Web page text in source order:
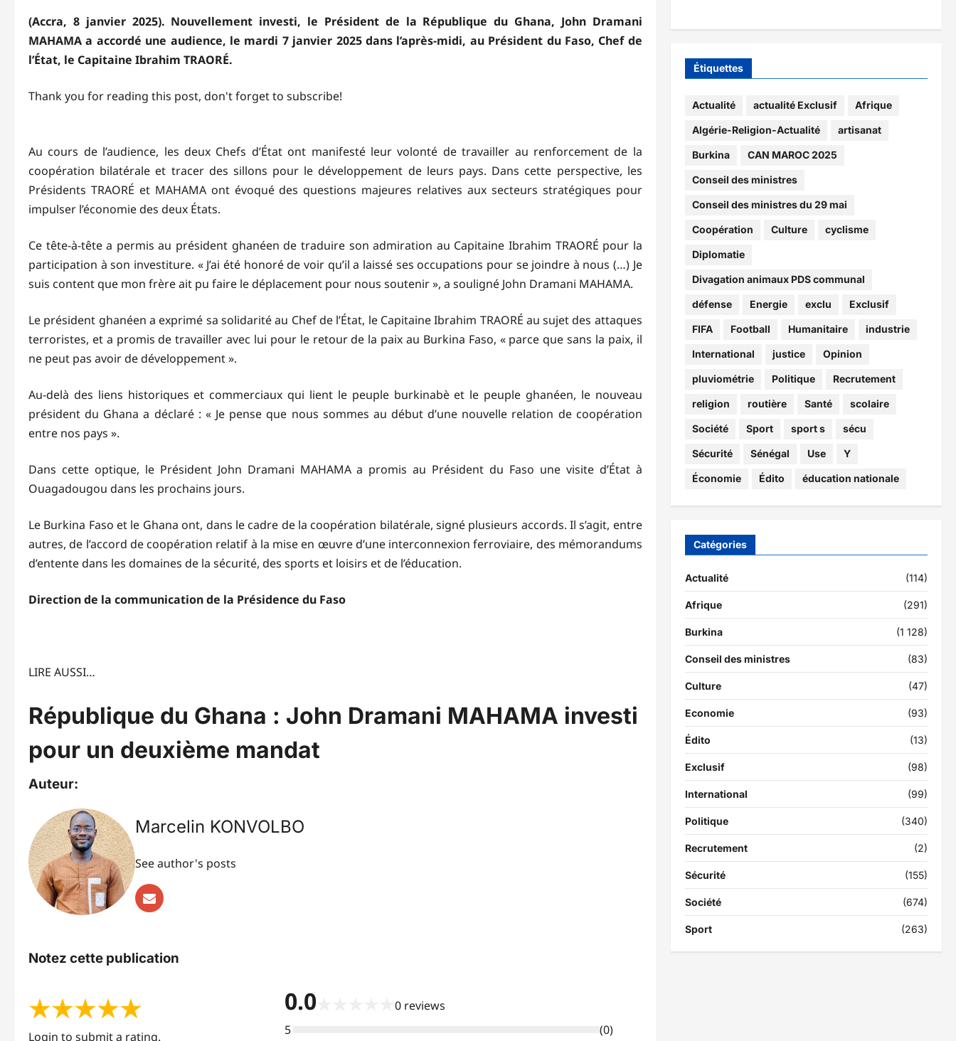
(Accra, 8 janvier 2025). Nouvellement investi, le Président de la République du Ghana, John Dramani
MAHAMA a accordé une audience, le mardi 7 janvier 2025 dans l’après-midi, au Président du Faso, Chef de
l’État, le Capitaine Ibrahim TRAORÉ.
Thank you for reading this post, don't forget to subscribe!
Au cours de l’audience, les deux Chefs d’État ont manifesté leur volonté de travailler au renforcement de la
coopération bilatérale et tracer des sillons pour le développement de leurs pays. Dans cette perspective, les
Présidents TRAORÉ et MAHAMA ont évoqué des questions majeures relatives aux secteurs stratégiques pour
impulser l’économie des deux États.
Ce tête-à-tête a permis au président ghanéen de traduire son admiration au Capitaine Ibrahim TRAORÉ pour la
participation à son investiture. « J’ai été honoré de voir qu’il a laissé ses occupations pour se joindre à nous (…) Je
suis content que mon frère ait pu faire le déplacement pour nous soutenir », a souligné John Dramani MAHAMA.
Le président ghanéen a exprimé sa solidarité au Chef de l’État, le Capitaine Ibrahim TRAORÉ au sujet des attaques
terroristes, et a promis de travailler avec lui pour le retour de la paix au Burkina Faso, « parce que sans la paix, il
ne peut pas avoir de développement ».
Au-delà des liens historiques et commerciaux qui lient le peuple burkinabè et le peuple ghanéen, le nouveau
président du Ghana a déclaré : « Je pense que nous sommes au début d’une nouvelle relation de coopération
entre nos pays ».
Dans cette optique, le Président John Dramani MAHAMA a promis au Président du Faso une visite d’État à
Ouagadougou dans les prochains jours.
Le Burkina Faso et le Ghana ont, dans le cadre de la coopération bilatérale, signé plusieurs accords. Il s’agit, entre
autres, de l’accord de coopération relatif à la mise en œuvre d’une interconnexion ferroviaire, des mémorandums
d’entente dans les domaines de la sécurité, des sports et loisirs et de l’éducation.
Direction de la communication de la Présidence du Faso
LIRE AUSSI…
République du Ghana : John Dramani MAHAMA investi
pour un deuxième mandat
Auteur:
Marcelin KONVOLBO
See author's posts
Notez cette publication
★★★★★
Login to submit a rating.
0.0★ 0 reviews
5
(0)
Étiquettes
Actualité actualité Exclusif Afrique
Algérie-Religion-Actualité artisanat
Burkina CAN MAROC 2025
Conseil des ministres
Conseil des ministres du 29 mai
Coopération Culture cyclisme
Diplomatie
Divagation animaux PDS communal
défense Energie exclu Exclusif
FIFA Football Humanitaire industrie
International justice Opinion
pluviométrie Politique Recrutement
religion routière Santé scolaire
Société Sport sport s sécu
Sécurité Sénégal Use Y
Économie Édito éducation nationale
Catégories
Actualité (114)
Afrique (291)
Burkina (1 128)
Conseil des ministres (83)
Culture (47)
Economie (93)
Édito (13)
Exclusif (98)
International (99)
Politique (340)
Recrutement (2)
Sécurité (155)
Société (674)
Sport (263)